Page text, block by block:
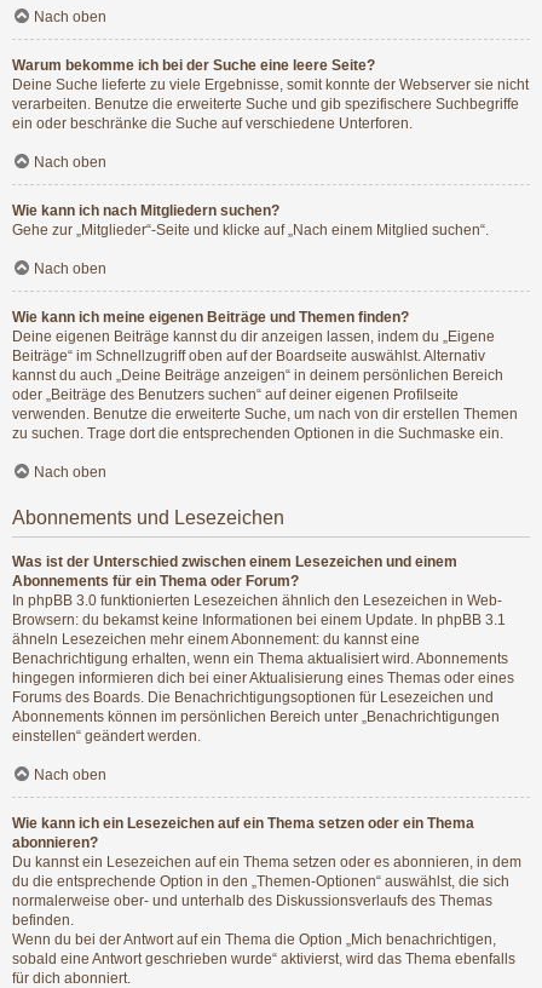
Nach oben
Warum bekomme ich bei der Suche eine leere Seite?
Deine Suche lieferte zu viele Ergebnisse, somit konnte der Webserver sie nicht
verarbeiten. Benutze die erweiterte Suche und gib spezifischere Suchbegriffe
ein oder beschränke die Suche auf verschiedene Unterforen.
Nach oben
Wie kann ich nach Mitgliedern suchen?
Gehe zur „Mitglieder“-Seite und klicke auf „Nach einem Mitglied suchen“.
Nach oben
Wie kann ich meine eigenen Beiträge und Themen finden?
Deine eigenen Beiträge kannst du dir anzeigen lassen, indem du „Eigene
Beiträge“ im Schnellzugriff oben auf der Boardseite auswählst. Alternativ
kannst du auch „Deine Beiträge anzeigen“ in deinem persönlichen Bereich
oder „Beiträge des Benutzers suchen“ auf deiner eigenen Profilseite
verwenden. Benutze die erweiterte Suche, um nach von dir erstellen Themen
zu suchen. Trage dort die entsprechenden Optionen in die Suchmaske ein.
Nach oben
Abonnements und Lesezeichen
Was ist der Unterschied zwischen einem Lesezeichen und einem
Abonnements für ein Thema oder Forum?
In phpBB 3.0 funktionierten Lesezeichen ähnlich den Lesezeichen in Web-
Browsern: du bekamst keine Informationen bei einem Update. In phpBB 3.1
ähneln Lesezeichen mehr einem Abonnement: du kannst eine
Benachrichtigung erhalten, wenn ein Thema aktualisiert wird. Abonnements
hingegen informieren dich bei einer Aktualisierung eines Themas oder eines
Forums des Boards. Die Benachrichtigungsoptionen für Lesezeichen und
Abonnements können im persönlichen Bereich unter „Benachrichtigungen
einstellen“ geändert werden.
Nach oben
Wie kann ich ein Lesezeichen auf ein Thema setzen oder ein Thema
abonnieren?
Du kannst ein Lesezeichen auf ein Thema setzen oder es abonnieren, in dem
du die entsprechende Option in den „Themen-Optionen“ auswählst, die sich
normalerweise ober- und unterhalb des Diskussionsverlaufs des Themas
befinden.
Wenn du bei der Antwort auf ein Thema die Option „Mich benachrichtigen,
sobald eine Antwort geschrieben wurde“ aktivierst, wird das Thema ebenfalls
für dich abonniert.